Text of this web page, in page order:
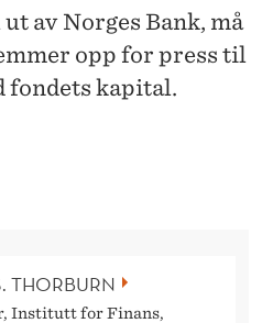
av Norges Bank, må
opp for press til
fondets kapital.
THORBURN
Institutt for Finans,